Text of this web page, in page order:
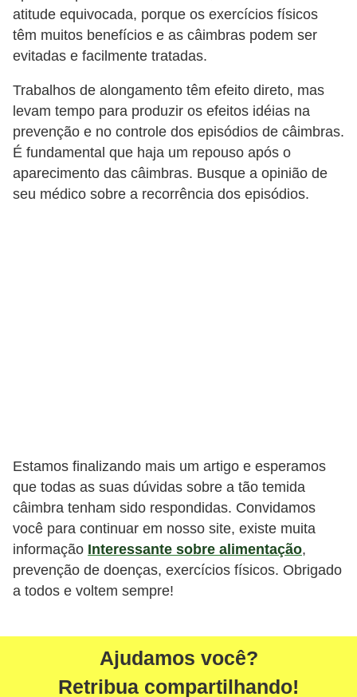
atitude equivocada, porque os exercícios físicos
têm muitos benefícios e as câimbras podem ser
evitadas e facilmente tratadas.
Trabalhos de alongamento têm efeito direto, mas
levam tempo para produzir os efeitos idéias na
prevenção e no controle dos episódios de câimbras.
É fundamental que haja um repouso após o
aparecimento das câimbras. Busque a opinião de
seu médico sobre a recorrência dos episódios.
Estamos finalizando mais um artigo e esperamos
que todas as suas dúvidas sobre a tão temida
câimbra tenham sido respondidas. Convidamos
você para continuar em nosso site, existe muita
informação Interessante sobre alimentação,
prevenção de doenças, exercícios físicos. Obrigado
a todos e voltem sempre!
Ajudamos você?
Retribua compartilhando!